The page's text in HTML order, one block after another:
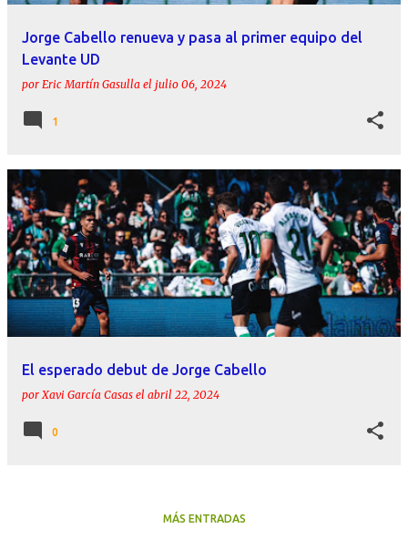
Jorge Cabello renueva y pasa al primer equipo del
Levante UD
por Eric Martín Gasulla el julio 06, 2024
1
El esperado debut de Jorge Cabello
porXavi García Casas el abril 22, 2024
0
MÁS ENTRADAS